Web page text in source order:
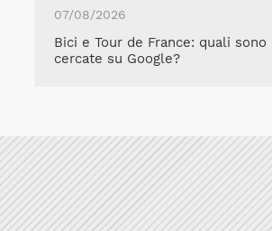
07/08/2026
Bici e Tour de France: quali sono
cercate su Google?